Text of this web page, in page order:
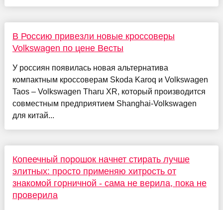
В Россию привезли новые кроссоверы
Volkswagen по цене Весты
У россиян появилась новая альтернатива
компактным кроссоверам Skoda Karoq и Volkswagen
Taos – Volkswagen Tharu XR, который производится
совместным предприятием Shanghai-Volkswagen
для китай...
Копеечный порошок начнет стирать лучше
элитных: просто применяю хитрость от
знакомой горничной - сама не верила, пока не
проверила